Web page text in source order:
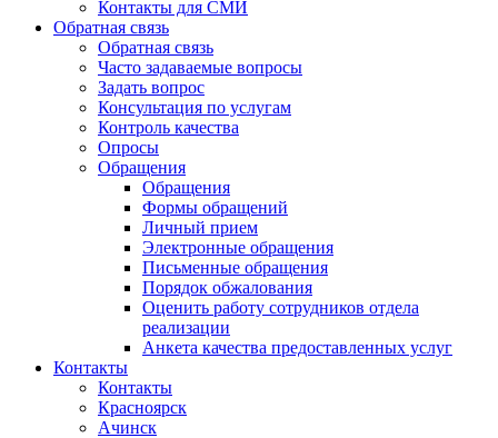
Контакты для СМИ
Обратная связь
Обратная связь
Часто задаваемые вопросы
Задать вопрос
Консультация по услугам
Контроль качества
Опросы
Обращения
Обращения
Формы обращений
Личный прием
Электронные обращения
Письменные обращения
Порядок обжалования
Оценить работу сотрудников отдела
реализации
Анкета качества предоставленных услуг
Контакты
Контакты
Красноярск
Ачинск